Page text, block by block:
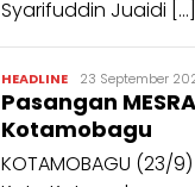
Syarifuddin Juaidi […]
HEADLINERandi
Manangin
23 September
Pasangan
Kotamobagu
KOTAMOBAGU (23/